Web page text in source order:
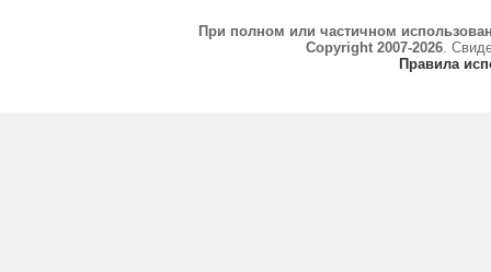
При полном или частичном
Copyright 2007-2026.
Правила